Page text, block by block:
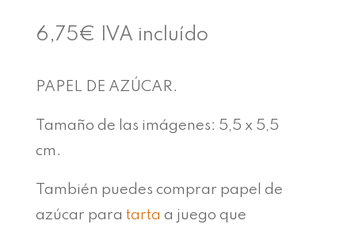
6,75€ IVA incluído
PAPEL DE AZÚCAR.
Tamaño de las imágenes: 5,5 x 5,5
cm.
También puedes comprar papel de
azúcar para tarta a juego que